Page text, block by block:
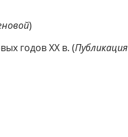
)
годов XX в. (Публикация